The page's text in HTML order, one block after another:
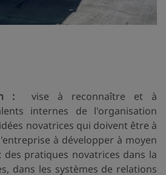
: vise à reconnaître et à
internes de l'organisation
novatrices qui doivent être à
à développer à moyen
pratiques novatrices dans la
dans les systèmes de relations